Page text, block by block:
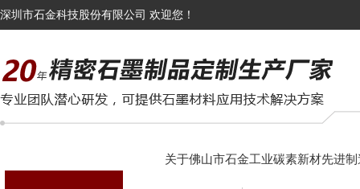
深圳市石金科技股份有限公司 欢迎您！
关于佛山市石金工业碳素新材先进